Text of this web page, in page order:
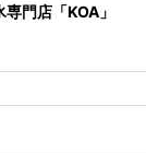
専門店「KOA」